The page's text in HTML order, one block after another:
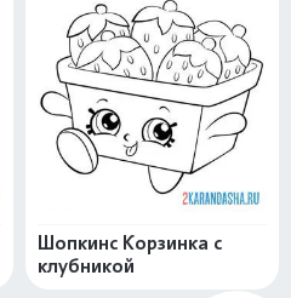
Шопкинс Корзинка с
клубникой